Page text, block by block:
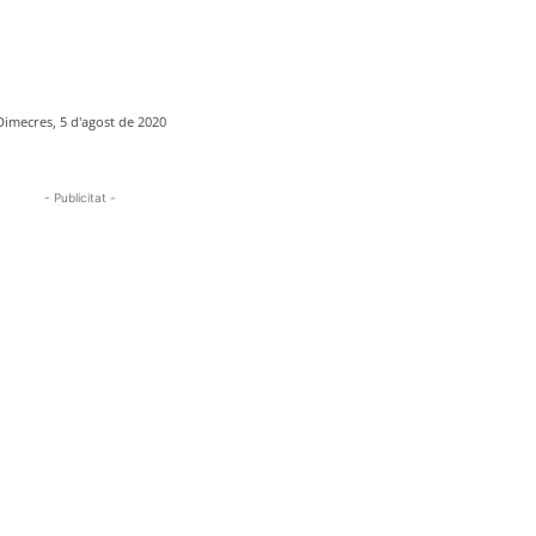
5 d'agost de 2020
- Publicitat -